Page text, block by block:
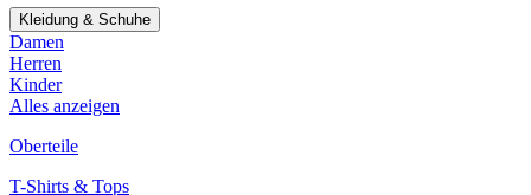
Kleidung & Schuhe
Damen
Herren
Kinder
Alles anzeigen
Oberteile
T-Shirts & Tops